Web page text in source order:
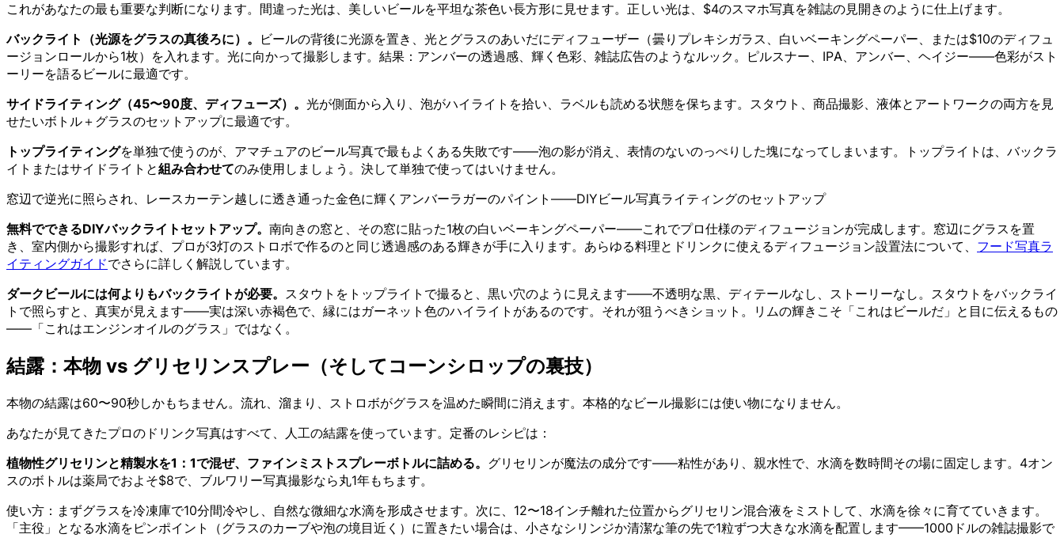
これがあなたの最も重要な判断になります。間違った光は、美しいビールを平坦な茶色い長方形に見せます。正しい光は、$4のスマホ写真を雑誌の見開きのように仕上げます。
バックライト（光源をグラスの真後ろに）。
ビールの背後に光源を置き、光とグラスのあいだにディフューザー（曇りプレキシガラス、白いベーキングペーパー、または$10のディフュ
ージョンロールから1枚）を入れます。光に向かって撮影します。結果：アンバーの透過感、輝く色彩、雑誌広告のようなルック。ピルスナー、IPA、アンバー、ヘイジー——色彩がスト
ーリーを語るビールに最適です。
サイドライティング（45〜90度、ディフューズ）。 光が側面から入り、泡がハイライトを拾い、ラベルも読める状態を保ちます。スタウト、商品撮影、液体とアートワークの両方を見
せたいボトル＋グラスのセットアップに最適です。
トップライティングを単独で使うのが、アマチュアのビール写真で最もよくある失敗です——泡の影が消え、表情のないのっぺりした塊になってしまいます。トップライトは、バックラ
イトまたはサイドライトと組み合わせてのみ使用しましょう。決して単独で使ってはいけません。
窓辺で逆光に照らされ、レースカーテン越しに透き通った金色に輝くアンバーラガーのパイント——DIYビール写真ライティングのセットアップ
無料でできるDIYバックライトセットアップ。 南向きの窓と、その窓に貼った1枚の白いベーキングペーパー——これでプロ仕様のディフュージョンが完成します。窓辺にグラスを置
き、室内側から撮影すれば、プロが3灯のストロボで作るのと同じ透過感のある輝きが手に入ります。あらゆる料理とドリンクに使えるディフュージョン設置法について、 フード写真ラ
イティングガイドでさらに詳しく解説しています。
ダークビールには何よりもバックライトが必要。 スタウトをトップライトで撮ると、黒い穴のように見えます——不透明な黒、ディテールなし、ストーリーなし。スタウトをバックライ
トで照らすと、真実が見えます——実は深い赤褐色で、縁にはガーネット色のハイライトがあるのです。それが狙うべきショット。リムの輝きこそ「これはビールだ」と目に伝えるもの
——「これはエンジンオイルのグラス」ではなく。
結露：本物 vs グリセリンスプレー（そしてコーンシロップの裏技）
本物の結露は60〜90秒しかもちません。流れ、溜まり、ストロボがグラスを温めた瞬間に消えます。本格的なビール撮影には使い物になりません。
あなたが見てきたプロのドリンク写真はすべて、人工の結露を使っています。定番のレシピは：
植物性グリセリンと精製水を1：1で混ぜ、ファインミストスプレーボトルに詰める。 グリセリンが魔法の成分です——粘性があり、親水性で、水滴を数時間その場に固定します。4オン
スのボトルは薬局でおよそ$8で、ブルワリー写真撮影なら丸1年もちます。
使い方：まずグラスを冷凍庫で10分間冷やし、自然な微細な水滴を形成させます。次に、12〜18インチ離れた位置からグリセリン混合液をミストして、水滴を徐々に育てていきます。
「主役」となる水滴をピンポイント（グラスのカーブや泡の境目近く）に置きたい場合は、小さなシリンジか清潔な筆の先で1粒ずつ大きな水滴を配置します——1000ドルの雑誌撮影で